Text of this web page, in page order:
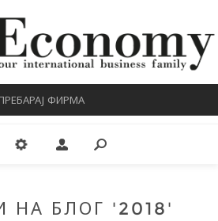
ФИРМА
НА БЛОГ '2018'